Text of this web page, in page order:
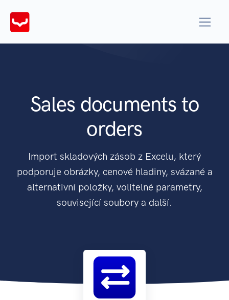
Sales documents to
orders
Import skladových zásob z Excelu, který
podporuje obrázky, cenové hladiny, svázané a
alternativní položky, volitelné parametry,
související soubory a další.